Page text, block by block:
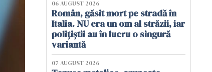
06 AUGUST 2026
Român, găsit mort pe stradă în
Italia. NU era un om al străzii, iar
polițiștii au în lucru o singură
variantă
07 AUGUST 2026